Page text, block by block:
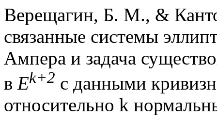
Верещагин, Б. М., &
связанные системы
Ампера и задача
в Ek+2 с данными
относительно k